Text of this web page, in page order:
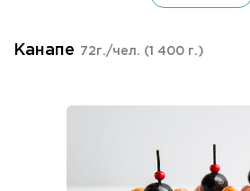
Канапе 72г./чел. (1 400 г.)